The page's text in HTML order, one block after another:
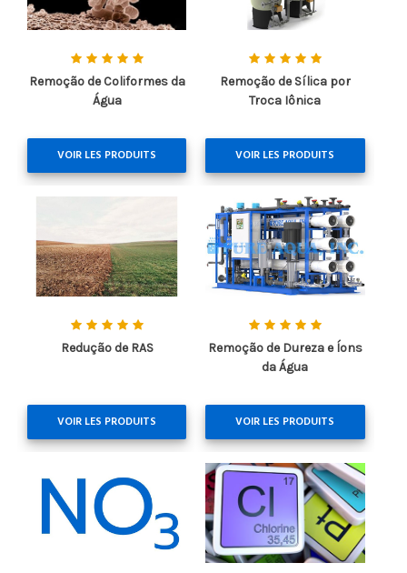
Remoção de Coliformes da
Água
VOIR LES PRODUITS
Remoção de Sílica por
Troca Iônica
VOIR LES PRODUITS
Redução de RAS
VOIR LES PRODUITS
Remoção de Dureza e Íons
da Água
VOIR LES PRODUITS